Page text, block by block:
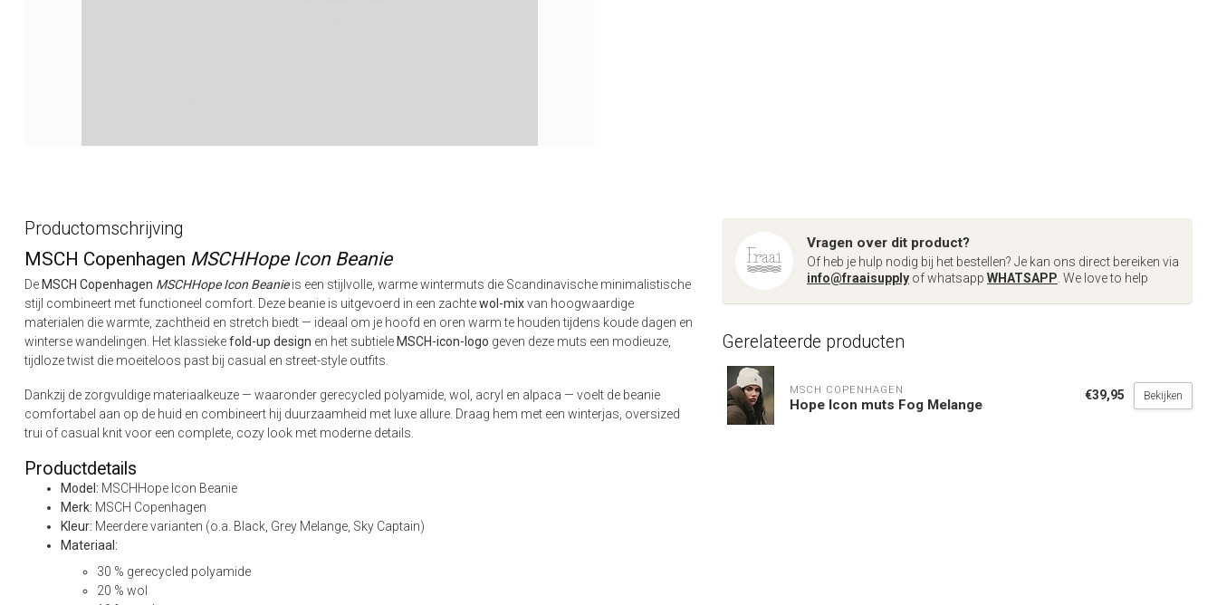
Productomschrijving
MSCH Copenhagen MSCHHope Icon Beanie
De MSCH Copenhagen MSCHHope Icon Beanieis een stijlvolle, warme wintermuts die Scandinavische minimalistische
stijl combineert met functioneel comfort. Deze beanie is uitgevoerd in een zachtewol-mixvan hoogwaardige
materialen die warmte, zachtheid en stretch biedt — ideaal om je hoofd en oren warm te houden tijdens koude dagen en
winterse wandelingen. Het klassiekefold-up design en het subtiele MSCH-icon-logo geven deze muts een modieuze,
tijdloze twist die moeiteloos past bij casual en street-style outfits.
Dankzij de zorgvuldige materiaalkeuze — waaronder gerecycled polyamide, wol, acryl en alpaca — voelt de beanie
comfortabel aan op de huid en combineert hij duurzaamheid met luxe allure. Draag hem met een winterjas, oversized
trui of casual knit voor een complete, cozy look met moderne details.
Productdetails
Model: MSCHHope Icon Beanie
Merk: MSCH Copenhagen
Kleur: Meerdere varianten (o.a. Black, Grey Melange, Sky Captain)
Materiaal:
30 % gerecycled polyamide
20 % wol
Vragen over dit product?
Of heb je hulp nodig bij het bestellen? Je kan ons direct bereiken via
info@fraaisupply of whatsapp WHATSAPP . We love to help
Gerelateerde producten
MSCH COPENHAGEN
Hope Icon muts Fog Melange
€39,95 Bekijken